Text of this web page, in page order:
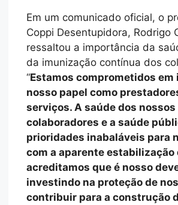
Em um comunicado oficial, o
Coppi Desentupidora, Rodrigo
ressaltou a importância da
da imunização contínua dos
“Estamos comprometidos em
nosso papel como
serviços. A saúde dos nossos
colaboradores e a saúde
prioridades inabaláveis para
com a aparente estabilização
acreditamos que é nosso
investindo na proteção de
contribuir para a construção